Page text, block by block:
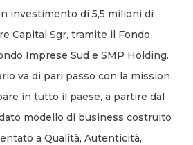
investimento di 5,5 milioni di
Capital Sgr, tramite il Fondo
Imprese Sud e SMP Holding.
va di pari passo con la mission
in tutto il paese, a partire dal
modello di business costruito
a Qualità, Autenticità,